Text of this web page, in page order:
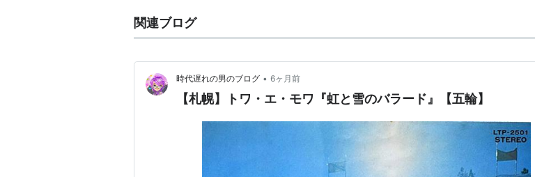
関連ブログ
時代遅れの男のブログ • 6ヶ月前
【札幌】トワ・エ・モワ『虹と雪のバラード』【五輪】